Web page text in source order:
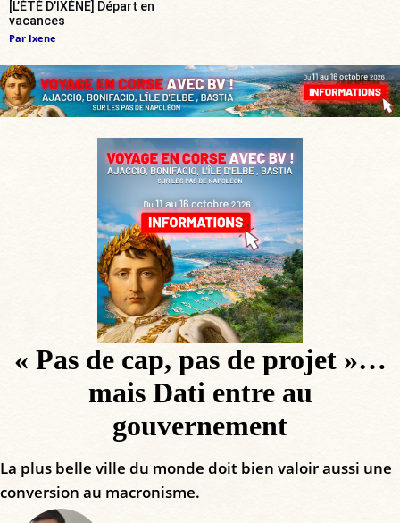
[L’ÉTÉ D’IXÈNE] Départ en
vacances
Par Ixene
« Pas de cap, pas de projet »…
mais Dati entre au
gouvernement
La plus belle ville du monde doit bien valoir aussi une
conversion au macronisme.